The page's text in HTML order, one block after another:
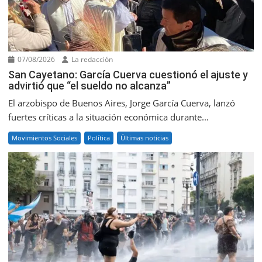
07/08/2026 La redacción
San Cayetano: García Cuerva cuestionó el ajuste y
advirtió que “el sueldo no alcanza”
El arzobispo de Buenos Aires, Jorge García Cuerva, lanzó
fuertes críticas a la situación económica durante...
Movimientos Sociales Política Últimas noticias